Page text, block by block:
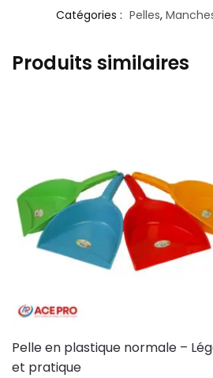
Catégories : Pelles,
Produits similaires
Pelle en plastique normale –
et pratique